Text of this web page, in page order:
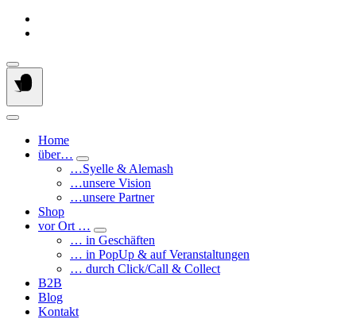
Home
über…
…Syelle & Alemash
…unsere Vision
…unsere Partner
Shop
vor Ort …
… in Geschäften
… in PopUp & auf Veranstaltungen
… durch Click/Call & Collect
B2B
Blog
Kontakt